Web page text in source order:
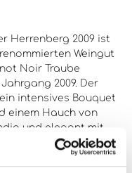
Herrenberg 2009 ist
Weingut
Noir Traube
2009. Der
intensives Bouquet
einem Hauch von
und elegant mit
Frucht und Säure. Der
einem Hauch von